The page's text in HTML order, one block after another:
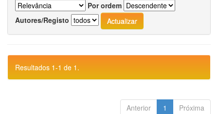
Por ordem
Autores/Registo
Resultados 1-1 de 1.
Anterior 1 Próxima